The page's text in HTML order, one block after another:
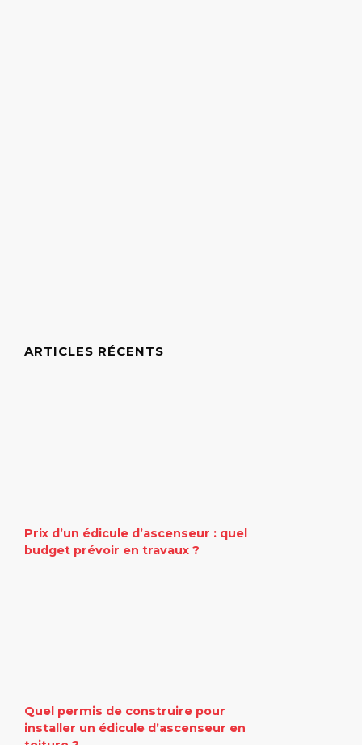
ARTICLES RÉCENTS
Prix d’un édicule d’ascenseur : quel
budget prévoir en travaux ?
Quel permis de construire pour
installer un édicule d’ascenseur en